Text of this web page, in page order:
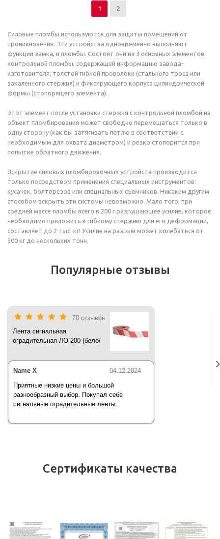
1 2
Силовые пломбы используются для защиты помещений от
проникновения. Эти устройства одновременно выполняют
функции замка, и пломбы. Состоят они из 3 основных элементов:
контрольной пломбы, содержащей информацию завода-
изготовителя; толстой гибкой проволоки (стального троса или
закаленного стержня) и фиксирующего корпуса цилиндрической
формы (стопорящего элемента).
Этот элемент после установки стержня с контрольной пломбой на
объект пломбирования может свободно перемещаться только в
одну сторону (как бы затягивать петлю в соответствии с
необходимым для охвата диаметром) и резко стопорится при
попытке обратного движения.
Вскрытие силовых пломбировочных устройств производится
только посредством применения специальных инструментов:
кусачек, болторезов или специальных съемников. Никаким другим
способом вскрыть эти системы невозможно. Мало того, при
средней массе пломбы всего в 200 г разрушающее усилие, которое
необходимо приложить к гибкому стержню для его деформации,
составляет до 2 тыс. кг! Усилие на разрыв может колебаться от
500 кг до нескольких тонн.
Популярные отзывы
70 отзывов
Лента сигнальная
оградительная ЛО-200 (бело/
04.12.2024
Name X
Приятные низкие цены и большой
разнообразный выбор. Покупал себе
сигнальные оградительные ленты.
Сертификаты качества